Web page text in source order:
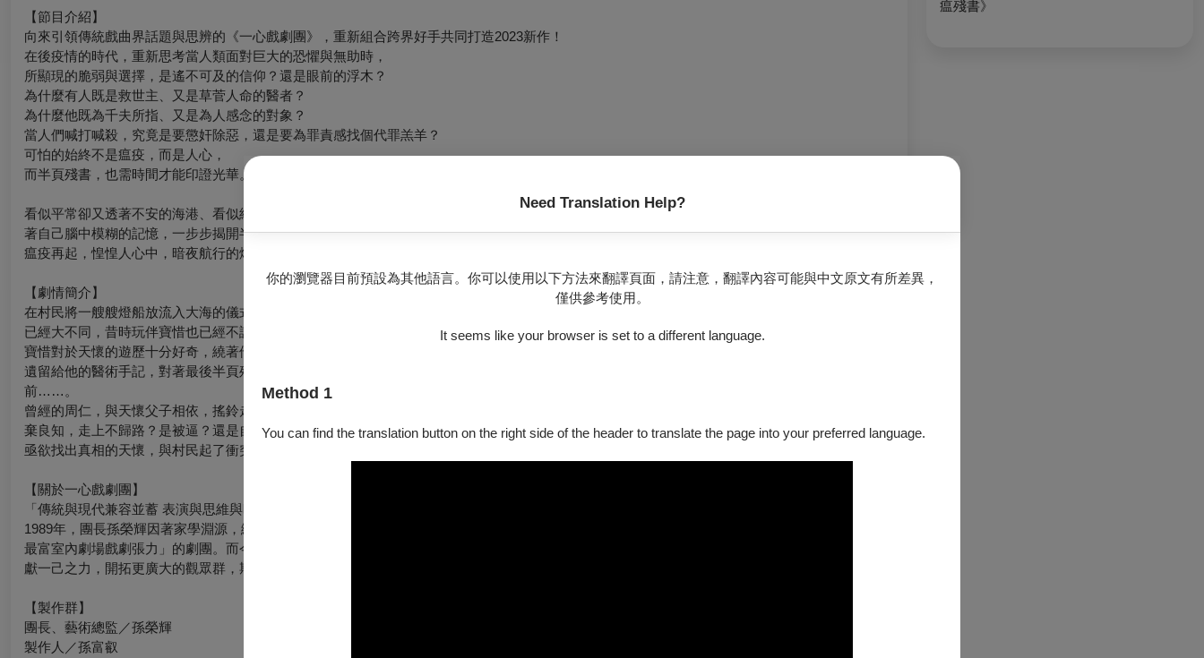
Need Translation Help?
你的瀏覽器目前預設為其他語言。你可以使用以下方法來翻譯頁面，請注意，翻譯內容可能與中文原文有所差異，
僅供參考使用。
It seems like your browser is set to a different language.
Method 1
You can find the translation button on the right side of the header to translate the page into your preferred language.
【節目介紹】
向來引領傳統戲曲界話題與思辨的《一心戲劇團》，重新組合跨界好手共同打造2023新作！
在後疫情的時代，重新思考當人類面對巨大的恐懼與無助時，
所顯現的脆弱與選擇，是遙不可及的信仰？還是眼前的浮木？
為什麼有人既是救世主、又是草菅人命的醫者？
為什麼他既為千夫所指、又是為人感念的對象？
當人們喊打喊殺，究竟是要懲奸除惡，還是要為罪責感找個代罪羔羊？
可怕的始終不是瘟疫，而是人心，
而半頁殘書，也需時間才能印證光華。
看似平常卻又透著不安的海港、看似純樸卻又含藏祕密的村民，獨自回到陳港村的天懷，望著眼前依稀如夢的場景，循著當年父親周仁的軌跡，憑
著自己腦中模糊的記憶，一步步揭開半頁殘書的真相。
瘟疫再起，惶惶人心中，暗夜航行的燈船燃起了烈火，是祈福？還是毀滅？
【劇情簡介】
在村民將一艘艘燈船放流入大海的儀式中，身為船醫、周遊南洋各國的周天懷，帶著義父守義的骨灰回到故鄉陳港村，卻發現與兒時記憶中的樣貌
已經大不同，昔時玩伴寶惜也已經不認得自己。眾人聽說天懷是守義的義子，驚訝中帶著些許不自在，似乎在遮掩什麼。
寶惜對於天懷的遊歷十分好奇，繞著他問東問西，全無察覺天懷這次回來的目的，並不只是安葬義父那樣的單純。寶惜離開後，天懷拿出親生父親
遺留給他的醫術手記，對著最後半頁殘書所寫「領命上王船」遺言，想起父親周仁的慘死，心頭恨意被熊熊點燃，依稀中，周仁的身影似乎來到眼
前……。
曾經的周仁，與天懷父子相依，搖鈴走方濟貧解危，卻在十五年前的陳港村遇到了一場致命的瘟疫。向來堅守醫者仁心的周仁，為何拋下愛子、背
棄良知，走上不歸路？是被逼？還是自願？
亟欲找出真相的天懷，與村民起了衝突，卻沒料到當年的瘟疫悄悄蔓延，再次壟罩了陳港村……。
【關於一心戲劇團】
「傳統與現代兼容並蓄 表演與思維與時俱進」
1989年，團長孫榮輝因著家學淵源，繼承父志創立了「一心戲劇團」製作過多部膾炙人口的好戲，屢獲專家學者的好評，被譽為「深具導演風格、
最富室內劇場戲劇張力」的劇團。而今新生代的掌管，將持續在表演藝術道路上精益求精，以每年一齣精緻劇作為目標，為傳統戲曲之永續經營貢
獻一己之力，開拓更廣大的觀眾群，期許藝術薪火相傳！
【製作群】
團長、藝術總監／孫榮輝
製作人／孫富叡
瘟殘書》